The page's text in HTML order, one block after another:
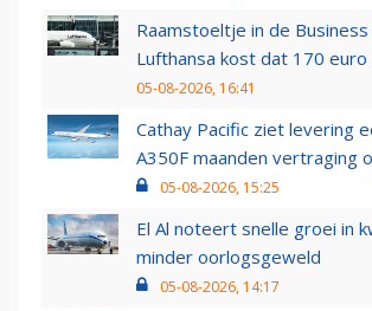
Raamstoeltje in de Business
Lufthansa kost dat 170
05-08-2026, 16:41
Cathay Pacific ziet levering
A350F maanden vertraging
05-08-2026, 15:25
El Al noteert snelle groei in
minder oorlogsgeweld
05-08-2026, 14:17